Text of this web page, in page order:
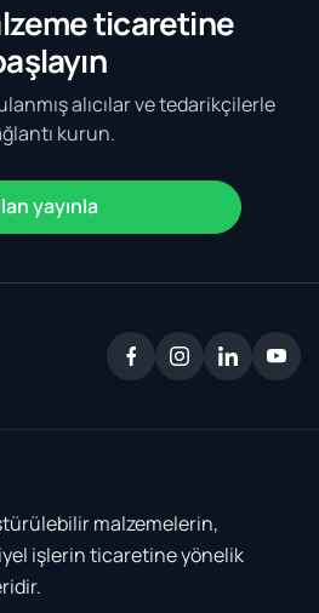
ticaretine
alıcılar ve tedarikçilerle
kurun.
yayınla
malzemelerin,
işlerin ticaretine yönelik